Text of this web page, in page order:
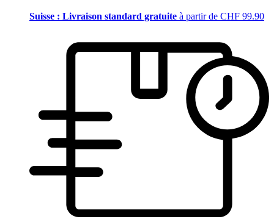
Suisse : Livraison standard gratuite à partir de CHF 99.90